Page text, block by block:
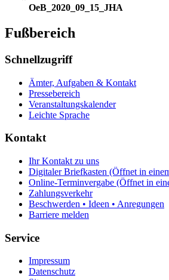
OeB_2020_09_15_JHA
Fußbereich
Schnellzugriff
Ämter, Aufgaben & Kontakt
Pressebereich
Veranstaltungskalender
Leichte Sprache
Kontakt
Ihr Kontakt zu uns
Digitaler Briefkasten (Öffnet in
Online-Terminvergabe (Öffnet in
Zahlungsverkehr
Beschwerden • Ideen • Anregungen
Barriere melden
Service
Impressum
Datenschutz